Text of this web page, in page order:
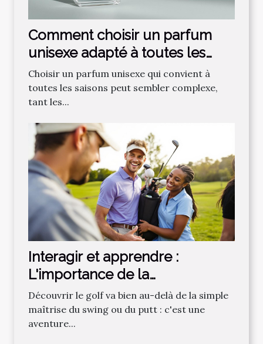
Comment choisir un parfum
unisexe adapté à toutes les
saisons ?
Choisir un parfum unisexe qui convient à
toutes les saisons peut sembler complexe,
tant les...
Interagir et apprendre :
L'importance de la
communauté dans
l'apprentissage du golf
Découvrir le golf va bien au-delà de la simple
maîtrise du swing ou du putt : c'est une
aventure...